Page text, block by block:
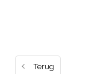
Terug